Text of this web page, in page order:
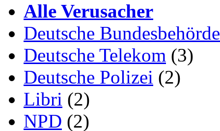
Alle Verusacher
Deutsche
Deutsche Telekom (3)
Deutsche Polizei (2)
Libri (2)
NPD (2)